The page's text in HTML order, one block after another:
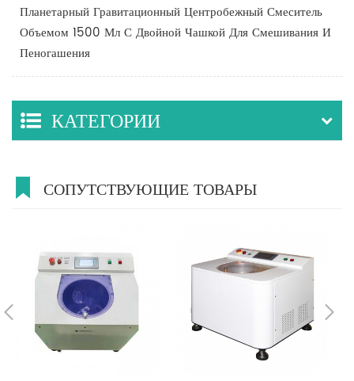
Планетарный Гравитационный Центробежный Смеситель
Объемом 1500 Мл С Двойной Чашкой Для Смешивания И
Пеногашения
КАТЕГОРИИ
СОПУТСТВУЮЩИЕ ТОВАРЫ